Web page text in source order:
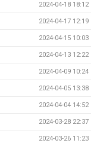
2024-04-18 18:12
2024-04-17 12:19
2024-04-15 10:03
2024-04-13 12:22
2024-04-09 10:24
2024-04-05 13:38
2024-04-04 14:52
2024-03-28 22:37
2024-03-26 11:23